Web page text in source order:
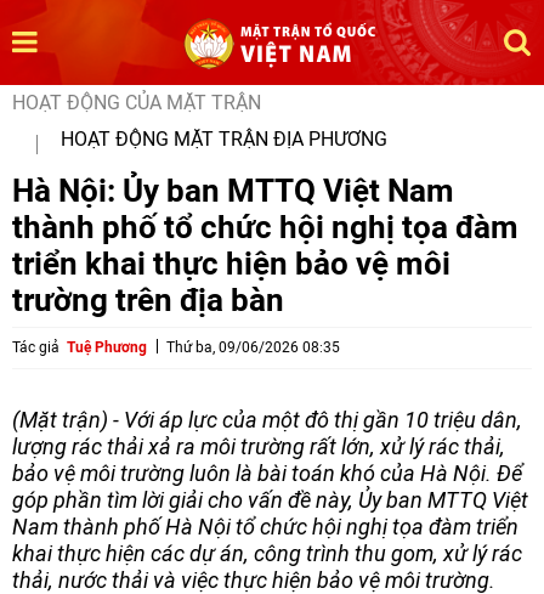
HOẠT ĐỘNG CỦA MẶT TRẬN
HOẠT ĐỘNG MẶT TRẬN ĐỊA PHƯƠNG
Hà Nội: Ủy ban MTTQ Việt Nam
thành phố tổ chức hội nghị tọa đàm
triển khai thực hiện bảo vệ môi
trường trên địa bàn
Tác giả Tuệ Phương Thứ ba, 09/06/2026 08:35
(Mặt trận) - Với áp lực của một đô thị gần 10 triệu dân,
lượng rác thải xả ra môi trường rất lớn, xử lý rác thải,
bảo vệ môi trường luôn là bài toán khó của Hà Nội. Để
góp phần tìm lời giải cho vấn đề này, Ủy ban MTTQ Việt
Nam thành phố Hà Nội tổ chức hội nghị tọa đàm triển
khai thực hiện các dự án, công trình thu gom, xử lý rác
thải, nước thải và việc thực hiện bảo vệ môi trường.